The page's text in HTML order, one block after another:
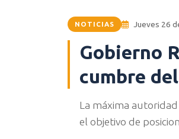
NOTICIAS Jueves 26
Gobierno
cumbre
La máxima
el objetivo de